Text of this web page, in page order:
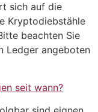
sich auf die
Kryptodiebstähle
beachten Sie
Ledger angeboten
seit wann?